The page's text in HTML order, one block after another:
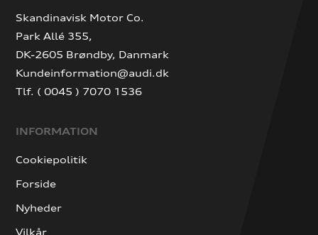
Skandinavisk Motor Co.
Park Allé 355,
DK-2605 Brøndby, Danmark
Kundeinformation@audi.dk
Tlf. ( 0045 ) 7070 1536
INFORMATION
Cookiepolitik
Forside
Nyheder
Vilkår